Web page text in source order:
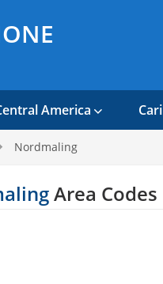
America
Nordmaling
Area Codes